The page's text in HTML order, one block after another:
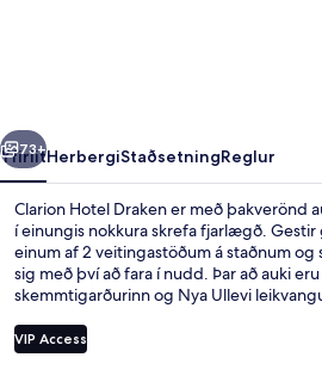
Næsta
73+
YfirlitHerbergiStaðsetningReglur
Clarion Hotel Draken er með þakverönd
í einungis nokkura skrefa fjarlægð.
einum af 2 veitingastöðum á staðnum og
sig með því að fara í nudd. Þar að auki
skemmtigarðurinn og Nya Ullevi
mjög ánægðir en meðal þess sem þeir
hjálpsamt starfsfólk og morgunverðurinn.
VIP Access